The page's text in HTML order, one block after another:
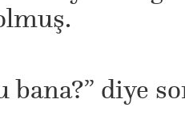
bana?” diye